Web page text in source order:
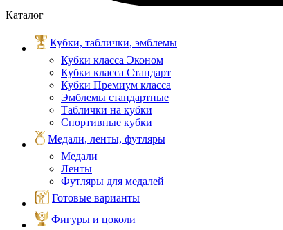
Каталог
Кубки, таблички, эмблемы
Кубки класса Эконом
Кубки класса Стандарт
Кубки Премиум класса
Эмблемы стандартные
Таблички на кубки
Спортивные кубки
Медали, ленты, футляры
Медали
Ленты
Футляры для медалей
Готовые варианты
Фигуры и цоколи